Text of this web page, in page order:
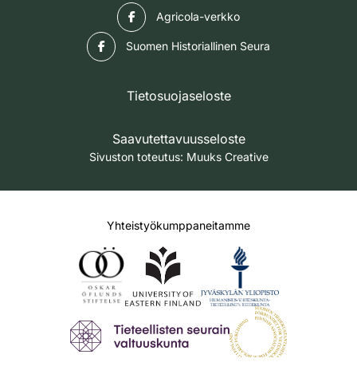
Agricola-verkko
Suomen Historiallinen Seura
Tietosuojaseloste
Saavutettavuusseloste
Sivuston toteutus: Muuks Creative
Yhteistyökumppaneitamme